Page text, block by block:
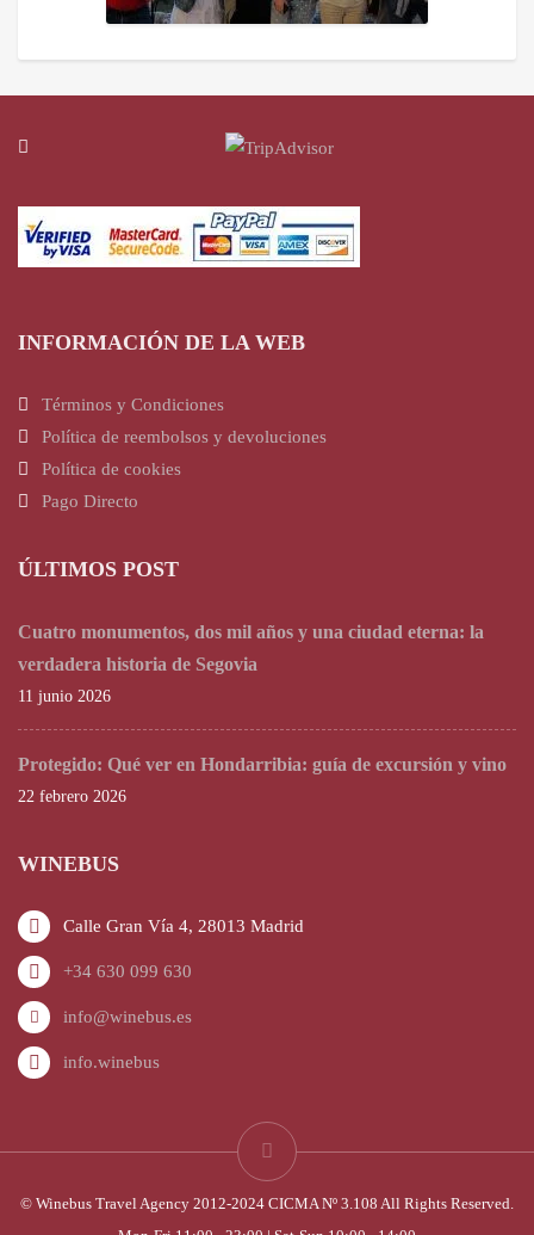
INFORMACIÓN DE LA WEB
Términos y Condiciones
Política de reembolsos y devoluciones
Política de cookies
Pago Directo
ÚLTIMOS POST
Cuatro monumentos, dos mil años y una ciudad eterna: la
verdadera historia de Segovia
11 junio 2026
Protegido: Qué ver en Hondarribia: guía de excursión y vino
22 febrero 2026
WINEBUS
Calle Gran Vía 4, 28013 Madrid
+34 630 099 630
info@winebus.es
info.winebus
© Winebus Travel Agency 2012-2024 CICMA Nº 3.108 All Rights Reserved.